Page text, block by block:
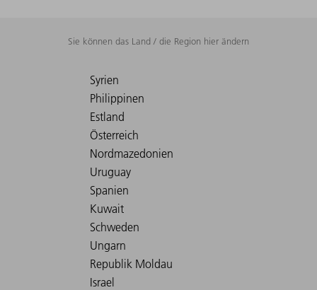
Sie können das Land / die Region hier ändern